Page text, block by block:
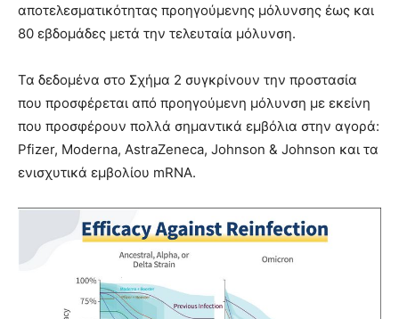
αποτελεσματικότητας προηγούμενης μόλυνσης έως και
80 εβδομάδες μετά την τελευταία μόλυνση.
Τα δεδομένα στο Σχήμα 2 συγκρίνουν την προστασία
που προσφέρεται από προηγούμενη μόλυνση με εκείνη
που προσφέρουν πολλά σημαντικά εμβόλια στην αγορά:
Pfizer, Moderna, AstraZeneca, Johnson & Johnson και τα
ενισχυτικά εμβολίου mRNA.